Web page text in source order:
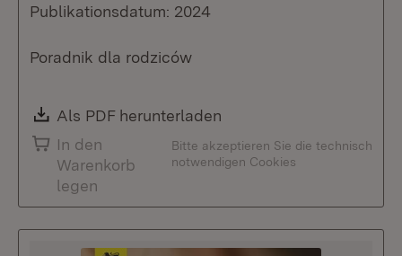
Publikationsdatum: 2024
Poradnik dla rodziców
Download:
Als PDF herunterladen
In den
Warenkorb
legen
Bitte akzeptieren Sie die technisch
notwendigen Cookies